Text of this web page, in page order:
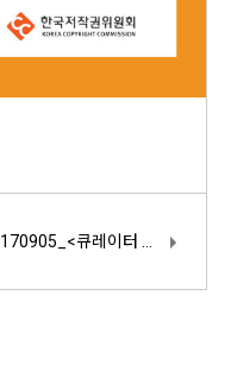
170905_<큐레이터 학교> 사업 참여 요청